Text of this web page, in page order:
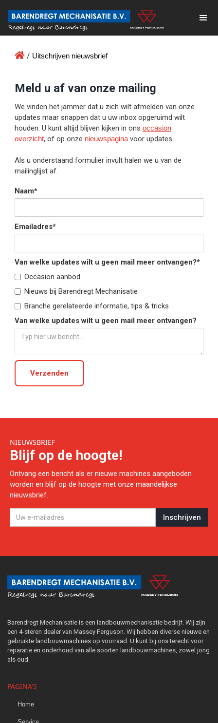
 / Uitschrijven nieuwsbrief
Meld u af van onze mailing
We vinden het jammer dat u zich wilt afmelden van onze
updates maar snappen dat u uw inbox opgeruimd wilt
houden. U kunt altijd blijven kijken in ons occasion
overzicht, of op onze nieuwspaginavoor updates.
Als u onderstaand formulier invult halen we u van de
mailinglijst af.
Naam*
Emailadres*
Van welke updates wilt u geen mail meer ontvangen?*
Occasion aanbod
Nieuws bij Barendregt Mechanisatie
Branche gerelateerde informatie, tips & tricks
Van welke updates wilt u geen mail meer ontvangen?
NIEUWSBRIEF
Blijf op de hoogte!
Ontvang een bericht als er nieuwe machines aangeboden
worden en blijf op de hoogte met onze maandelijkse
nieuwsbrief.
Barendregt Mechanisatie is een landbouwmechanisatie bedrijf. Wij zijn
een 4-steren dealer van Massey Ferguson. Wij hebben diverse nieuwe en
gebruikte landbouwmachines op voorraad. U kunt bij ons terecht voor
reparatie en onderhoud van alle soorten landbouwmachines, zowel jong
als oud.
PAGINA'S
Home